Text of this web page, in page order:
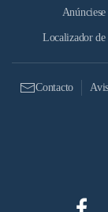
Anúnciese
Localizador de
Contacto